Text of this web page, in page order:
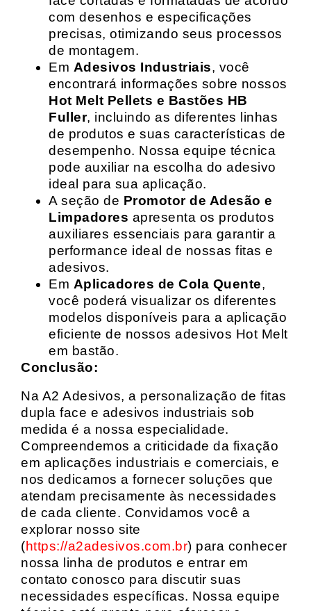
com desenhos e especificações
precisas, otimizando seus processos
de montagem.
Em Adesivos Industriais, você
encontrará informações sobre nossos
Hot Melt Pellets e Bastões HB
Fuller, incluindo as diferentes linhas
de produtos e suas características de
desempenho. Nossa equipe técnica
pode auxiliar na escolha do adesivo
ideal para sua aplicação.
A seção de Promotor de Adesão e
Limpadores apresenta os produtos
auxiliares essenciais para garantir a
performance ideal de nossas fitas e
adesivos.
Em Aplicadores de Cola Quente,
você poderá visualizar os diferentes
modelos disponíveis para a aplicação
eficiente de nossos adesivos Hot Melt
em bastão.
Conclusão:
Na A2 Adesivos, a personalização de fitas
dupla face e adesivos industriais sob
medida é a nossa especialidade.
Compreendemos a criticidade da fixação
em aplicações industriais e comerciais, e
nos dedicamos a fornecer soluções que
atendam precisamente às necessidades
de cada cliente. Convidamos você a
explorar nosso site
(https://a2adesivos.com.br) para conhecer
nossa linha de produtos e entrar em
contato conosco para discutir suas
necessidades específicas. Nossa equipe